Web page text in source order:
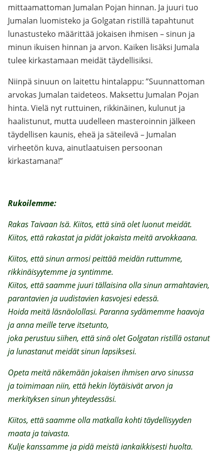
mittaamattoman Jumalan Pojan hinnan. Ja juuri tuo
Jumalan luomisteko ja Golgatan ristillä tapahtunut
lunastusteko määrittää jokaisen ihmisen – sinun ja
minun ikuisen hinnan ja arvon. Kaiken lisäksi Jumala
tulee kirkastamaan meidät täydellisiksi.
Niinpä sinuun on laitettu hintalappu: ”Suunnattoman
arvokas Jumalan taideteos. Maksettu Jumalan Pojan
hinta. Vielä nyt ruttuinen, rikkinäinen, kulunut ja
haalistunut, mutta uudelleen masteroinnin jälkeen
täydellisen kaunis, eheä ja säteilevä – Jumalan
virheetön kuva, ainutlaatuisen persoonan
kirkastamana!”
Rukoilemme:
Rakas Taivaan Isä. Kiitos, että sinä olet luonut meidät.
Kiitos, että rakastat ja pidät jokaista meitä arvokkaana.
Kiitos, että sinun armosi peittää meidän ruttumme,
rikkinäisyytemme ja syntimme.
Kiitos, että saamme juuri tällaisina olla sinun armahtavien,
parantavien ja uudistavien kasvojesi edessä.
Hoida meitä läsnäolollasi. Paranna sydämemme haavoja
ja anna meille terve itsetunto,
joka perustuu siihen, että sinä olet Golgatan ristillä ostanut
ja lunastanut meidät sinun lapsiksesi.
Opeta meitä näkemään jokaisen ihmisen arvo sinussa
ja toimimaan niin, että hekin löytäisivät arvon ja
merkityksen sinun yhteydessäsi.
Kiitos, että saamme olla matkalla kohti täydellisyyden
maata ja taivasta.
Kulje kanssamme ja pidä meistä iankaikkisesti huolta.